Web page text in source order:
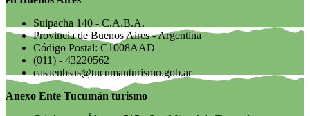
Suipacha 140 - C.A.B.A.
Provincia de Buenos Aires - Argentina
Código Postal: C1008AAD
(011) - 43220562
casaenbsas@tucumanturismo.gob.ar
Anexo Ente Tucumán turismo